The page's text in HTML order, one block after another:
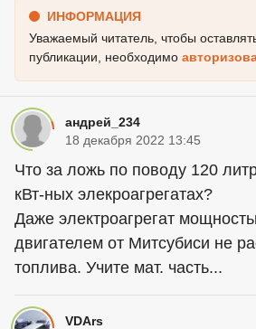
ИНФОРМАЦИЯ
Уважаемый читатель, чтобы
публикации, необходимо
андрей_234
18 декабря 2022 13:45
Что за ложь по поводу 120
кВт-ных элекроагрегатах?
Даже электроагрегат
двигателем от Митсубиси не
топлива. Учите мат. часть...
VDArs